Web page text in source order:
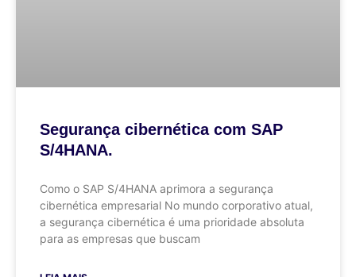
Segurança cibernética com SAP
S/4HANA.
Como o SAP S/4HANA aprimora a segurança
cibernética empresarial No mundo corporativo atual,
a segurança cibernética é uma prioridade absoluta
para as empresas que buscam